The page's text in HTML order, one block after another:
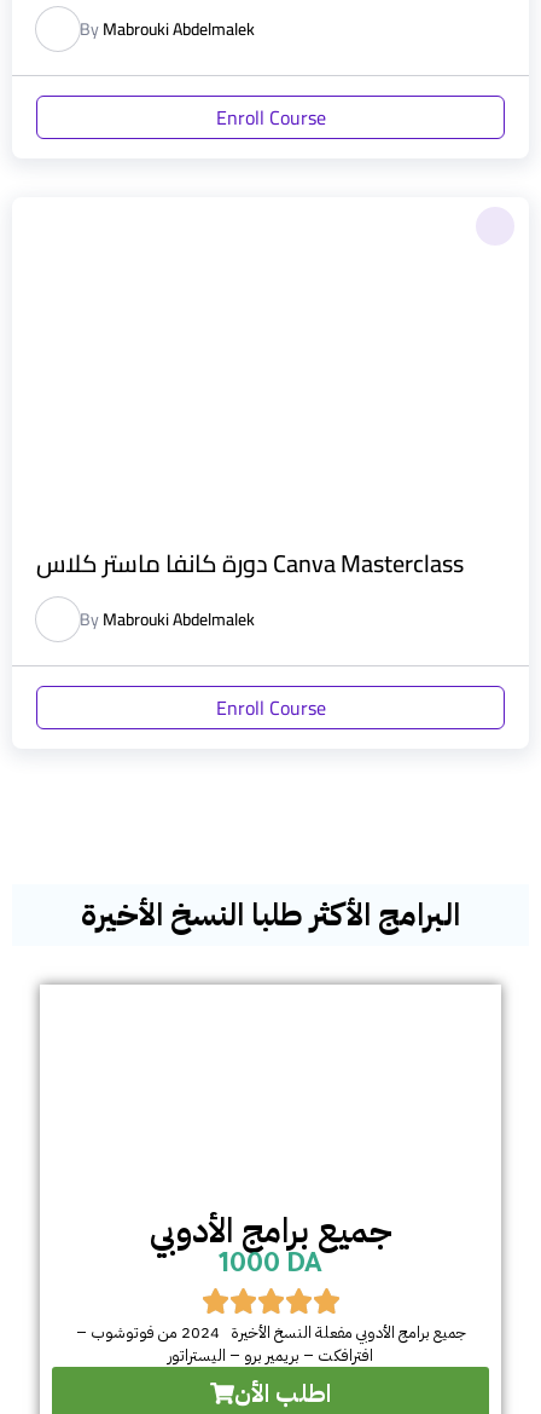
ByMabrouki Abdelmalek
Enroll Course
دورة كانفا ماستر كلاس Canva Masterclass
ByMabrouki Abdelmalek
Enroll Course
البرامج الأكثر طلبا النسخ الأخيرة
جميع برامج الأدوبي
1000 DA
جميع برامج الأدوبي مفعلة النسخ الأخيرة 2024 من فوتوشوب –
افترافكت – بريمير برو – اليستراتور
اطلب الأن